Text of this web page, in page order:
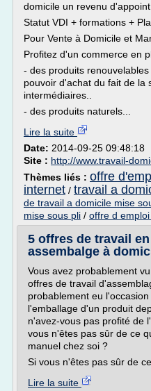
domicile un revenu
Statut VDI + formations +
Pour Vente à Domicile et
Profitez d'un commerce en
- des produits
pouvoir d'achat du fait de la
intermédiaires..
- des produits naturels...
Lire la suite
Date: 2014-09-25 09:48:18
Site : http://www.travail-
Thèmes liés : offre
internet / travail a
de travail a domicile mise
mise sous pli / offre d
5 offres de travail
assembalge à
Vous avez probablement
offres de travail
probablement eu
l'emballage d'un produit
n'avez-vous pas profité de
vous n'êtes pas sûr de ce
manuel chez soi ?
Si vous n'êtes pas sûr de
Lire la suite